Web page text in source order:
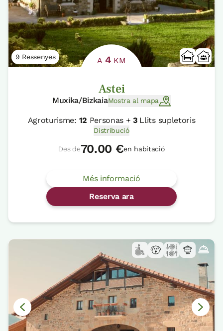
9 Ressenyes A 4 KM
Astei
Muxika/BizkaiaMostra al mapa
Agroturisme: 12 Personas +3Llits supletoris
Distribució
Des de70.00 €en habitació
Més informació
Reserva ara